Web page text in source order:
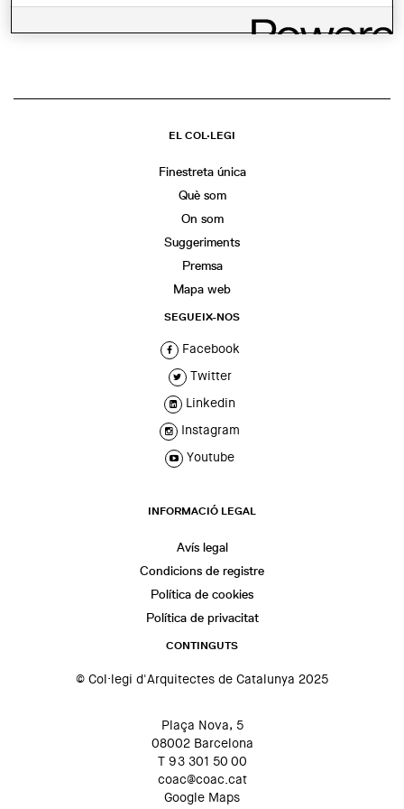
COMPARTIR
EL COL·LEGI
Finestreta única
Què som
On som
Suggeriments
Premsa
Mapa web
SEGUEIX-NOS
Facebook
Twitter
Linkedin
Instagram
Youtube
INFORMACIÓ LEGAL
Avís legal
Condicions de registre
Política de cookies
Política de privacitat
CONTINGUTS
© Col·legi d'Arquitectes de Catalunya 2025
Plaça Nova, 5
08002 Barcelona
T 93 301 50 00
coac@coac.cat
Google Maps